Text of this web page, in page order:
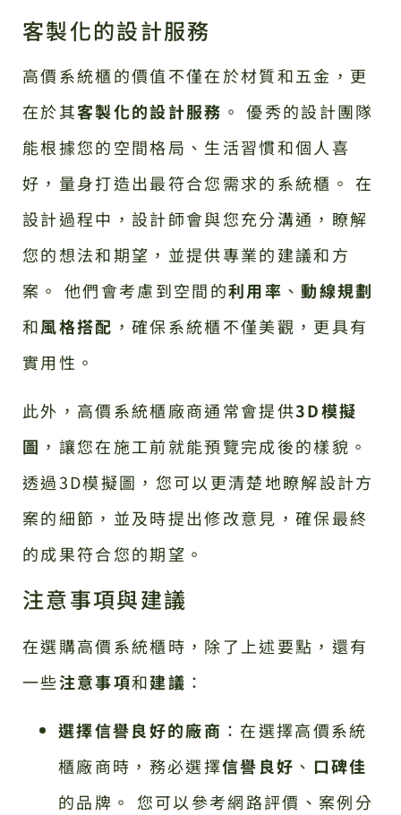
客製化的設計服務
高價系統櫃的價值不僅在於材質和五金，更
在於其客製化的設計服務 。 優秀的設計團隊
能根據您的空間格局、生活習慣和個人喜
好，量身打造出最符合您需求的系統櫃。 在
設計過程中，設計師會與您充分溝通，瞭解
您的想法和期望，並提供專業的建議和方
案。 他們會考慮到空間的利用率 、動線規劃
和風格搭配 ，確保系統櫃不僅美觀，更具有
實用性。
此外，高價系統櫃廠商通常會提供3D模擬
圖 ，讓您在施工前就能預覽完成後的樣貌。
透過3D模擬圖，您可以更清楚地瞭解設計方
案的細節，並及時提出修改意見，確保最終
的成果符合您的期望。
注意事項與建議
在選購高價系統櫃時，除了上述要點，還有
一些注意事項和建議 ：
選擇信譽良好的廠商 ：在選擇高價系統
櫃廠商時，務必選擇信譽良好 、 口碑佳
的品牌。 您可以參考網路評價、案例分